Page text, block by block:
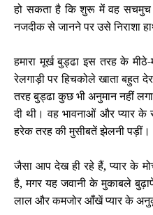
हो सकता है कि शुरू में वह सचमुच
नजदीक से जानने पर उसे निराशा
हमारा मूर्ख बुड्ढा इस तरह के
रेलगाड़ी पर हिचकोले खाता बहुत
तरह बुड्ढा कुछ भी अनुमान नहीं
दी थी। वह भावनाओं और प्यार
हरेक तरह की मुसीबतें झेलनी पड़ीं।
जैसा आप देख ही रहे हैं, प्यार के
है, मगर यह जवानी के मुकाबले
लाल और कमजोर आँखें प्यार के